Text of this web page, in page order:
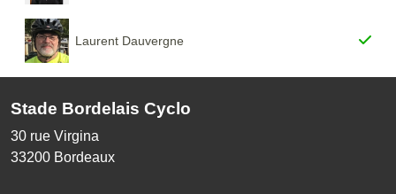
Laurent Dauvergne
Stade Bordelais Cyclo
30 rue Virgina
33200 Bordeaux